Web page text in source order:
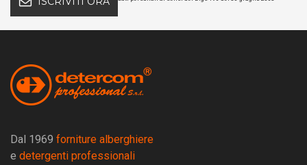
Dal 1969 forniture alberghiere
e detergenti professionali